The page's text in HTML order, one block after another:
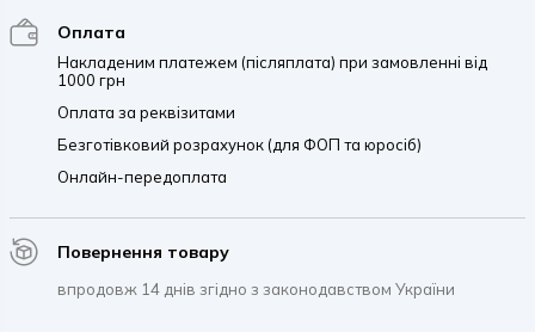
Оплата
Накладеним платежем (післяплата) при замовленні від
1000 грн
Оплата за реквізитами
Безготівковий розрахунок (для ФОП та юросіб)
Онлайн-передоплата
Повернення товару
впродовж 14 днів згідно з законодавством України